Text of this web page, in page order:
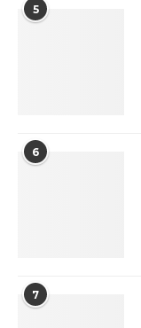
5
6
7